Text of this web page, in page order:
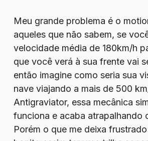
Meu grande problema é o
aqueles que não sabem, se
velocidade média de 180km/h
que você verá à sua frente vai
então imagine como seria sua
nave viajando a mais de 500
Antigraviator, essa mecânica
funciona e acaba atrapalhando
Porém o que me deixa